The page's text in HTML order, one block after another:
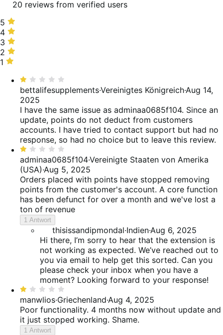
20 reviews from verified users
5
stars,
5%
of
reviews
5
4
stars,
25%
of
4
3
stars,
15%
reviews
3
2
stars,
reviews
2
1
40%
reviews
1
Bewertet
mit
1
von
5
bettalifesupplements·Vereinigtes Königreich·Aug 14,
2025
I have the same issue as adminaa0685f104. Since an
update, points do not deduct from customers
accounts. I have tried to contact support but had no
response, so had no choice but to leave this review.
Bewertet
mit
1
von
5
adminaa0685f104·Vereinigte Staaten von Amerika
(USA)·Aug 5, 2025
Orders placed with points have stopped removing
points from the customer's account. A core function
has been defunct for over a month and we've lost a
ton of revenue
1 Antwort
thisissandipmondal·Indien·Aug 6, 2025
Hi there, I’m sorry to hear that the extension is
not working as expected. We’ve reached out to
you via email to help get this sorted. Can you
please check your inbox when you have a
moment? Looking forward to your response!
Bewertet
mit
1
von
manwlios·Griechenland·Aug 4, 2025
Poor functionality. 4 months now without update and
it just stopped working. Shame.
1 Antwort